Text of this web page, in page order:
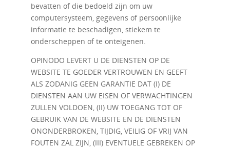
bevatten of die bedoeld zijn om uw
computersysteem, gegevens of persoonlijke
informatie te beschadigen, stiekem te
onderscheppen of te onteigenen.
OPINODO LEVERT U DE DIENSTEN OP DE
WEBSITE TE GOEDER VERTROUWEN EN GEEFT
ALS ZODANIG GEEN GARANTIE DAT (I) DE
DIENSTEN AAN UW EISEN OF VERWACHTINGEN
ZULLEN VOLDOEN, (II) UW TOEGANG TOT OF
GEBRUIK VAN DE WEBSITE EN DE DIENSTEN
ONONDERBROKEN, TIJDIG, VEILIG OF VRIJ VAN
FOUTEN ZAL ZIJN, (III) EVENTUELE GEBREKEN OP